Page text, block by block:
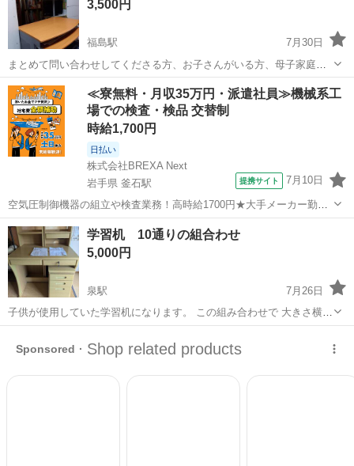
3,500円
福島駅
7月30日
まとめて問い合わせしてくださる方、お子さんがいる方、母子家庭の
方等、優先させていただきます。 その他にも投稿している物があるの
で是非確認してみてください。 バラでも可能です。 母子家庭でシフト
制の勤務でした。 基本的に...
福島 福島市 福島駅 オフィス用家具 オフィス
≪寮無料・月収35万円・派遣社員≫機械系工
場での検査・検品 交替制
時給1,700円
日払い
株式会社BREXA Next
岩手県 釜石駅
提携サイト 7月10日
空気圧制御機器の組立や検査業務！高時給1700円★大手メーカー勤
務！嬉しい寮費無料！ワンルーム寮完備★マイカー通勤OK＆工場敷地
内に無料駐車場あり★！《岩手県釜石市》 人気の工場のお仕事 ◇空気
圧制御機器（シリンダ、バルブ...
岩手 釜石市 釜石駅 その他
学習机 10通りの組合わせ
5,000円
泉駅
7月26日
子供が使用していた学習机になります。 この組み合わせで 大きさ横85
センチ 机までの高さ75.5センチ 本棚までの高さ115.5センチ 奥行き66
センチです。 説明書はあるのですが、LEDデスクライトが壊れてしま